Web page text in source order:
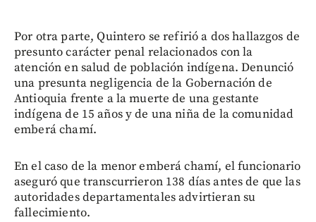
Por otra parte, Quintero se refirió a dos hallazgos de
presunto carácter penal relacionados con la
atención en salud de población indígena. Denunció
una presunta negligencia de la Gobernación de
Antioquia frente a la muerte de una gestante
indígena de 15 años y de una niña de la comunidad
emberá chamí.
En el caso de la menor emberá chamí, el funcionario
aseguró que transcurrieron 138 días antes de que las
autoridades departamentales advirtieran su
fallecimiento.